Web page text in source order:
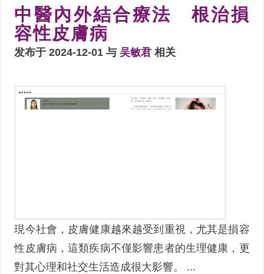
中醫內外結合療法 根治損
容性皮膚病
发布于 2024-12-01 与吴敏君相关
現今社會，皮膚健康越來越受到重視，尤其是損容
性皮膚病，這類疾病不僅影響患者的生理健康，更
對其心理和社交生活造成很大影響。 ...